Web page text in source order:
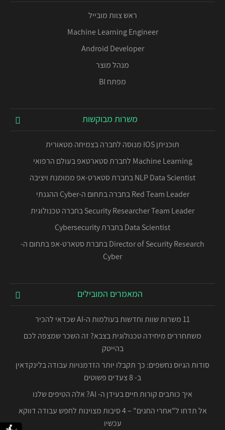
ראש צוות מובייל
Machine Learning Engineer
Android Developer
מנהל מוצר
מפתח BI
משרות מבוקשות
תוכניתן IOS מנוסה לחברה בצמיחה מטאורית
Machine Learning לחברת סטארטאפ בעולם הרפואי
NLP Data Scientist בחברת סטארט-אפ ממומנת ויציבה
Red Team Leader בחברה בתחום ה-Cyber ההגנתי
Security Researcher Team Leader בחברה טכנולוגית
Data Scientist בחברת Cybersecurity
Director of Security Research בחברת סטארט-אפ בתחום ה-
Cyber
המאמרים המובילים
11 משרות שוות וחדשות בעולמות ה-AI שכדאי להכיר
משתחררים מיחידה טכנולוגית בצבא? זה השכר שמצפה לכם
בהייטק
סודות הגיוס נחשפים: כך תקבלו יותר הזדמנויות עבודה בלינקדאין
ב- 8 צעדים פשוטים
איך כותבים קורות חיים בעידן ה- AI? אלה הטיפים שלנו
אל תדחו ל"אחרי החגים" – 4 סיבות מצוינות לחפש עבודה דווקא
עכשיו